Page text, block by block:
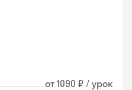
от 1090 ₽ / урок